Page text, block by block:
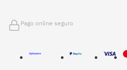
Pago online seguro